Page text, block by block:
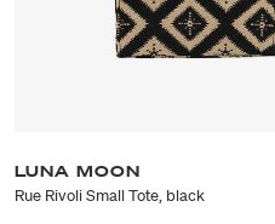
LUNA MOON
Rue Rivoli Small Tote, black